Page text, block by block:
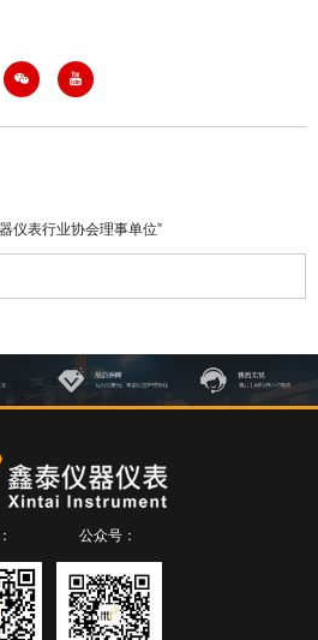
 
仪表行业协会理事单位”
公众号：